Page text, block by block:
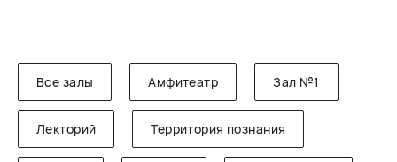
Все залы Амфитеатр Зал №1
Лекторий Территория познания